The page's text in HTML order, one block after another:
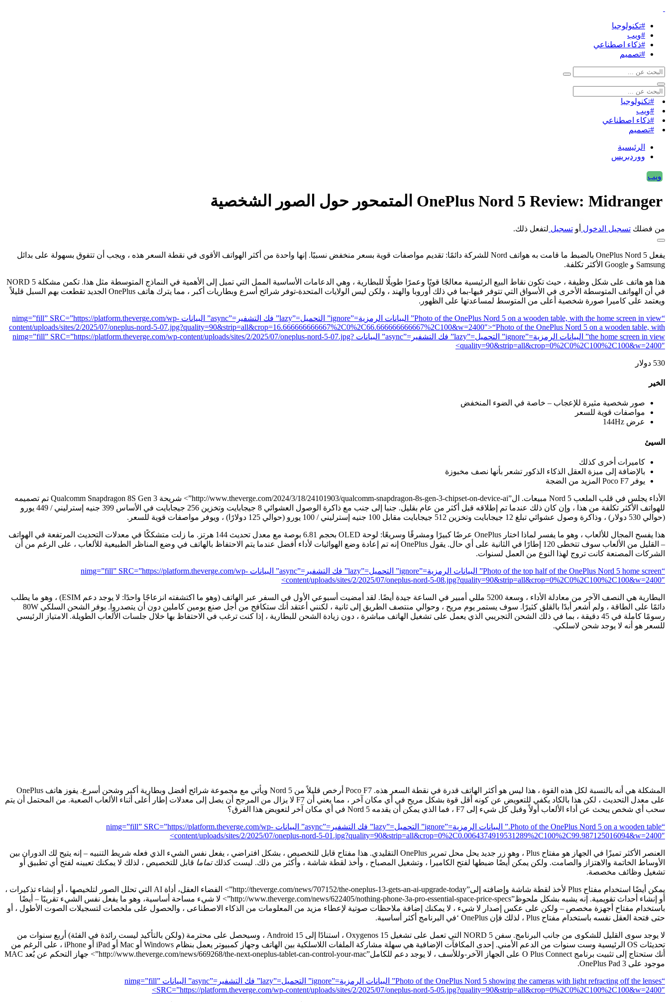
#تكنولوجيا
#ويب
#ذكاء اصطناعي
#تصميم
#تكنولوجيا
#ويب
#ذكاء اصطناعي
#تصميم
الرئيسية
ووردبريس
ويب
OnePlus Nord 5 Review: Midranger المتمحور حول الصور الشخصية
من فضلك تسجيل الدخول أو تسجيل لتفعل ذلك.
يفعل OnePlus Nord 5 بالضبط ما قامت به هواتف Nord للشركة دائمًا: تقديم مواصفات قوية بسعر منخفض نسبيًا. إنها واحدة من أكثر الهواتف الأقوى في نقطة السعر هذه ، ويجب أن تتفوق بسهولة على بدائل
Samsung و Google الأكثر تكلفة.
هذا هو هاتف على شكل وظيفة ، حيث تكون نقاط البيع الرئيسية معالجًا قويًا وعمرًا طويلًا للبطارية ، وهي الدعامات الأساسية الممل التي تميل إلى الأهمية في النماذج المتوسطة مثل هذا. تكمن مشكلة NORD 5
في أن الهواتف المتوسطة الأخرى في الأسواق التي تتوفر فيها-بما في ذلك أوروبا والهند ، ولكن ليس الولايات المتحدة-توفر شرائح أسرع وبطاريات أكبر ، مما يترك هاتف OnePlus الجديد تقطعت بهم السبل قليلاً
ويعتمد على كاميرا صورة شخصية أعلى من المتوسط لمساعدتها على الظهور.
“Photo of the OnePlus Nord 5 on a wooden table, with the home screen in view” البيانات الرمزية=”ignore” التحميل=”lazy” فك التشفير=”async” البيانات nimg=”fill” SRC=”https://platform.theverge.com/wp-
content/uploads/sites/2/2025/07/oneplus-nord-5-07.jpg?quality=90&strip=all&crop=16.666666666667%2C0%2C66.666666666667%2C100&w=2400″>“Photo of the OnePlus Nord 5 on a wooden table, with
the home screen in view” البيانات الرمزية=”ignore” التحميل=”lazy” فك التشفير=”async” البيانات nimg=”fill” SRC=”https://platform.theverge.com/wp-content/uploads/sites/2/2025/07/oneplus-nord-5-07.jpg?
quality=90&strip=all&crop=0%2C0%2C100%2C100&w=2400″>
530 دولار
الخير
صور شخصية مثيرة للإعجاب – خاصة في الضوء المنخفض
مواصفات قوية للسعر
عرض 144Hz
السيئ
كاميرات أخرى كذلك
بالإضافة إلى ميزة العقل الذكاء الذكور تشعر بأنها نصف مخبوزة
يوفر Poco F7 المزيد من الضجة
الأداء يجلس في قلب الملعب Nord 5 مبيعات. ال”http://www.theverge.com/2024/3/18/24101903/qualcomm-snapdragon-8s-gen-3-chipset-on-device-ai”> شريحة Qualcomm Snapdragon 8S Gen 3 تم تصميمه
للهواتف الأكثر تكلفة من هذا ، وإن كان ذلك عندما تم إطلاقه قبل أكثر من عام بقليل. جنبا إلى جنب مع ذاكرة الوصول العشوائي 8 جيجابايت وتخزين 256 جيجابايت في الأساس 399 جنيه إسترليني / 449 يورو
(حوالي 530 دولار) ، وذاكرة وصول عشوائي تبلغ 12 جيجابايت وتخزين 512 جيجابايت مقابل 100 جنيه إسترليني / 100 يورو (حوالي 125 دولارًا) ، ويوفر مواصفات قوية للسعر.
هذا يفسح المجال للألعاب ، وهو ما يفسر لماذا اختار OnePlus عرضًا كبيرًا ومشرقًا وسريعًا: لوحة OLED بحجم 6.81 بوصة مع معدل تحديث 144 هرتز. ما زلت متشككًا في معدلات التحديث المرتفعة في الهواتف
– القليل من الألعاب سوف تتخطى 120 إطارًا في الثانية على أي حال. يقول OnePlus إنه تم إعادة وضع الهوائيات لأداء أفضل عندما يتم الاحتفاظ بالهاتف في وضع المناظر الطبيعية للألعاب ، على الرغم من أن
الشركات المصنعة كانت تروج لهذا النوع من العمل لسنوات.
“Photo of the top half of the OnePlus Nord 5 home screen” البيانات الرمزية=”ignore” التحميل=”lazy” فك التشفير=”async” البيانات nimg=”fill” SRC=”https://platform.theverge.com/wp-
content/uploads/sites/2/2025/07/oneplus-nord-5-08.jpg?quality=90&strip=all&crop=0%2C0%2C100%2C100&w=2400″>
البطارية هي النصف الآخر من معادلة الأداء ، وسعة 5200 مللي أمبير في الساعة جيدة أيضًا. لقد أمضيت أسبوعي الأول في السفر عبر الهاتف (وهو ما اكتشفته انزعاجًا واحدًا: لا يوجد دعم ESIM) ، وهو ما يطلب
دائمًا على الطاقة ، ولم أشعر أبدًا بالقلق كثيرًا. سوف يستمر يوم مريح ، وحوالي منتصف الطريق إلى ثانية ، لكنني أعتقد أنك ستكافح من أجل صنع يومين كاملين دون أن يتصدروا. يوفر الشحن السلكي 80W
رسومًا كاملة في 45 دقيقة ، بما في ذلك الشحن التجريبي الذي يعمل على تشغيل الهاتف مباشرة ، دون زيادة الشحن للبطارية ، إذا كنت ترغب في الاحتفاظ بها خلال جلسات الألعاب الطويلة. الامتياز الرئيسي
للسعر هو أنه لا يوجد شحن لاسلكي.
المشكلة هي أنه بالنسبة لكل هذه القوة ، هذا ليس هو أكثر الهاتف قدرة في نقطة السعر هذه. Poco F7 أرخص قليلاً من Nord 5 ويأتي مع مجموعة شرائح أفضل وبطارية أكبر وشحن أسرع. يفوز هاتف OnePlus
على معدل التحديث ، لكن هذا بالكاد يكفي للتعويض عن كونه أقل قوة بشكل مريح في أي مكان آخر ، مما يعني أن F7 لا يزال من المرجح أن يصل إلى معدلات إطار أعلى أثناء الألعاب الصعبة. من المحتمل أن يتم
سحب أي شخص يبحث عن أداء الألعاب أولاً وقبل كل شيء إلى F7 ، فما الذي يمكن أن يقدمه Nord 5 في أي مكان آخر لتعويض هذا الفرق؟
“Photo of the OnePlus Nord 5 on a wooden table.” البيانات الرمزية=”ignore” التحميل=”lazy” فك التشفير=”async” البيانات nimg=”fill” SRC=”https://platform.theverge.com/wp-
content/uploads/sites/2/2025/07/oneplus-nord-5-01.jpg?quality=90&strip=all&crop=0%2C0.0064374919531289%2C100%2C99.987125016094&w=2400″>
العنصر الأكثر تميزًا في الجهاز هو مفتاح Plus ، وهو زر جديد يحل محل تمرير OnePlus التقليدي. هذا مفتاح قابل للتخصيص ، بشكل افتراضي ، يفعل نفس الشيء الذي فعله شريط التنبيه – إنه يتيح لك الدوران بين
الأوساط الخاتمة والاهتزاز والصامت. ولكن يمكن أيضًا ضبطها لفتح الكاميرا ، وتشغيل المصباح ، وأخذ لقطة شاشة ، وأكثر من ذلك. ليست كذلكتماما قابل للتخصيص ، لذلك لا يمكنك تعيينه لفتح أي تطبيق أو
تشغيل وظائف مخصصة.
يمكن أيضًا استخدام مفتاح Plus لأخذ لقطة شاشة وإضافته إلى”http://theverge.com/news/707152/the-oneplus-13-gets-an-ai-upgrade-today”> الفضاء العقل، أداة AI التي تحلل الصور لتلخيصها ، أو إنشاء تذكيرات ،
أو إنشاء أحداث تقويمية. إنه يشبه بشكل ملحوظ”http://www.theverge.com/news/622405/nothing-phone-3a-pro-essential-space-price-specs”> لا شيء مساحة أساسية، وهو ما يفعل نفس الشيء تقريبًا – أيضًا
باستخدام مفتاح أجهزة مخصص – ولكن على عكس إصدار لا شيء ، لا يمكنك إضافة ملاحظات صوتية لإعطاء مزيد من المعلومات من الذكاء الاصطناعى ، والحصول على ملخصات لتسجيلات الصوت الأطول ، أو
حتى فتحة العقل نفسه باستخدام مفتاح Plus ، لذلك فإن OnePlus ‘في البرنامج أكثر أساسية.
لا يوجد سوى القليل للشكوى من جانب البرنامج. سفن NORD 5 التي تعمل على تشغيل Oxygenos 15 ، استنادًا إلى Android 15 ، وسيحصل على محترمة (ولكن بالتأكيد ليست رائدة في الفئة) أربع سنوات من
تحديثات OS الرئيسية وست سنوات من الدعم الأمني. إحدى المكافآت الإضافية هي سهلة مشاركة الملفات اللاسلكية بين الهاتف وجهاز كمبيوتر يعمل بنظام Windows أو Mac أو iPad أو iPhone ، على الرغم من
أنك ستحتاج إلى تثبيت برنامج O Plus Connect على الجهاز الآخر-وللأسف ، لا يوجد دعم للكامل”http://www.theverge.com/news/669268/the-next-oneplus-tablet-can-control-your-mac”> جهاز التحكم عن بُعد MAC
موجود على OnePlus Pad 3.
“Photo of the OnePlus Nord 5 showing the cameras with light refracting off the lenses” البيانات الرمزية=”ignore” التحميل=”lazy” فك التشفير=”async” البيانات nimg=”fill”
SRC=”https://platform.theverge.com/wp-content/uploads/sites/2/2025/07/oneplus-nord-5-05.jpg?quality=90&strip=all&crop=0%2C0%2C100%2C100&w=2400″>